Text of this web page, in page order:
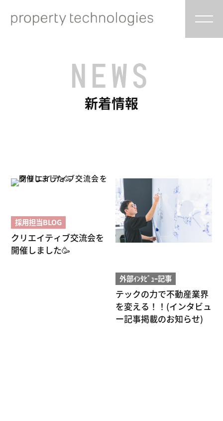
新着情報
NEWS
採用担当BLOG
クリエイティブ交流会を
開催しました🥳
外部ｲﾝﾀﾋﾞｭｰ記事
テックの力で不動産業界
を変える！！(インタビュ
ー記事掲載のお知らせ)